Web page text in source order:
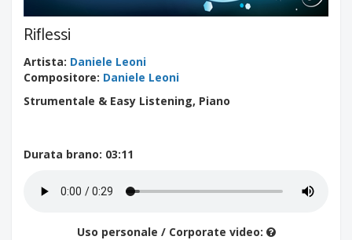
Riflessi
Artista: Daniele Leoni
Compositore: Daniele Leoni
Strumentale & Easy Listening, Piano
Durata brano: 03:11
Uso personale / Corporate video: